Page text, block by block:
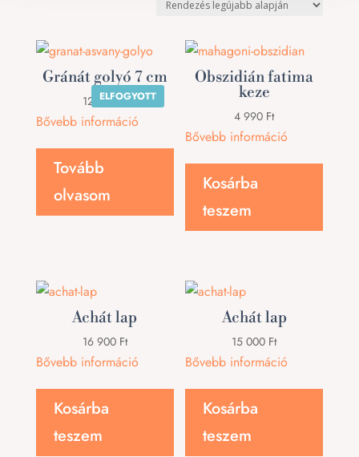
ELFOGYOTT
Gránát golyó 7 cm
12 900Ft
Bővebb információ
Tovább
olvasom
Obszidián fatima
keze
4 990 Ft
Bővebb információ
Kosárba
teszem
Achát lap
16 900 Ft
Bővebb információ
Kosárba
teszem
Achát lap
15 000 Ft
Bővebb információ
Kosárba
teszem